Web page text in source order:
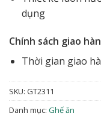
dụng
Chính sách giao
Thời gian giao
SKU: GT2311
Danh mục: Ghế ăn